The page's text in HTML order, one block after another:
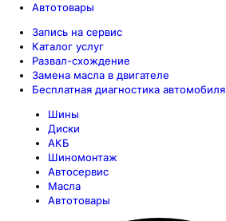
Автотовары
Запись на сервис
Каталог услуг
Развал-схождение
Замена масла в двигателе
Бесплатная диагностика автомобиля
Шины
Диски
АКБ
Шиномонтаж
Автосервис
Масла
Автотовары